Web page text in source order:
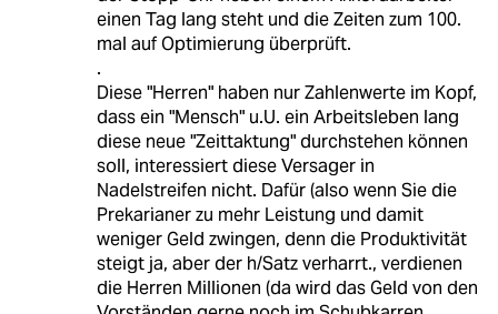
einen Tag lang steht und die Zeiten zum 100.
mal auf Optimierung überprüft.
.
Diese "Herren" haben nur Zahlenwerte im Kopf,
dass ein "Mensch" u.U. ein Arbeitsleben lang
diese neue "Zeittaktung" durchstehen können
soll, interessiert diese Versager in
Nadelstreifen nicht. Dafür (also wenn Sie die
Prekarianer zu mehr Leistung und damit
weniger Geld zwingen, denn die Produktivität
steigt ja, aber der h/Satz verharrt., verdienen
die Herren Millionen (da wird das Geld von den